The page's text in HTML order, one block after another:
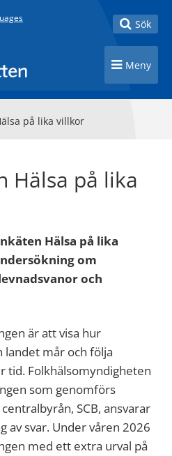
Toggle
Sök
Toggle
Meny
på lika villkor
Hälsa på lika
Hälsa på lika
om
och
är att visa hur
landet mår och följa
tid. Folkhälsomyndigheten
som genomförs
SCB, ansvarar
av svar. Under våren 2026
med ett extra urval på